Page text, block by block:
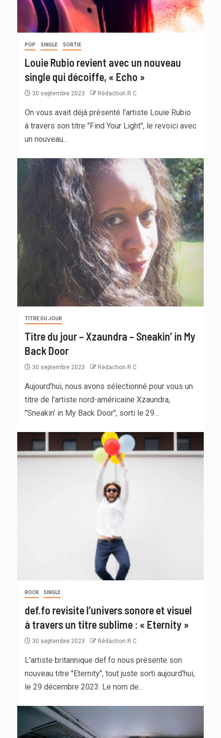
POP SINGLE SORTIE
Louie Rubio revient avec un nouveau
single qui décoiffe, « Echo »
30 septembre 2023 Rédaction R C
On vous avait déjà présenté l'artiste Louie Rubio
à travers son titre "Find Your Light", le revoici avec
un nouveau...
TITRE DU JOUR
Titre du jour – Xzaundra – Sneakin’ in My
Back Door
30 septembre 2023 Rédaction R C
Aujourd'hui, nous avons sélectionné pour vous un
titre de l'artiste nord-américaine Xzaundra,
"Sneakin' in My Back Door", sorti le 29...
ROCK SINGLE
def.fo revisite l’univers sonore et visuel
à travers un titre sublime : « Eternity »
30 septembre 2023 Rédaction R C
L'artiste britannique def.fo nous présente son
nouveau titre "Eternity", tout juste sorti aujourd'hui,
le 29 décembre 2023. Le nom de...